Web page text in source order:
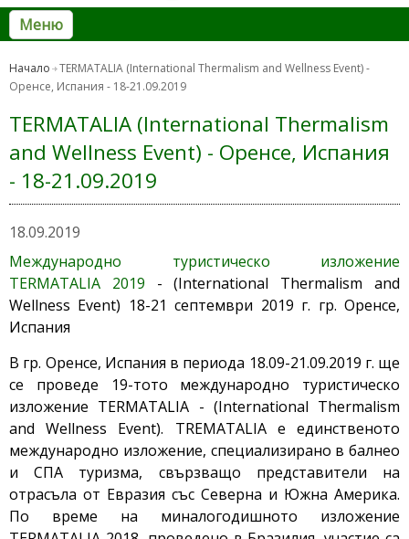
Меню
Начало
TERMATALIA (International Thermalism and Wellness Event) -
Оренсе, Испания - 18-21.09.2019
TERMATALIA (International Thermalism
and Wellness Event) - Оренсе, Испания
- 18-21.09.2019
18.09.2019
Mеждународно туристическо изложение
TERMATALIA 2019 - (International Thermalism and
Wellness Event) 18-21 септември 2019 г. гр. Оренсе,
Испания
В гр. Оренсе, Испания в периода 18.09-21.09.2019 г. ще
се проведе 19-тото международно туристическо
изложение TERMATALIA - (International Thermalism
and Wellness Event). TREMATALIA е единственото
международно изложение, специализирано в балнео
и СПА туризма, свързващо представители на
отрасъла от Евразия със Северна и Южна Америка.
По време на миналогодишното изложение